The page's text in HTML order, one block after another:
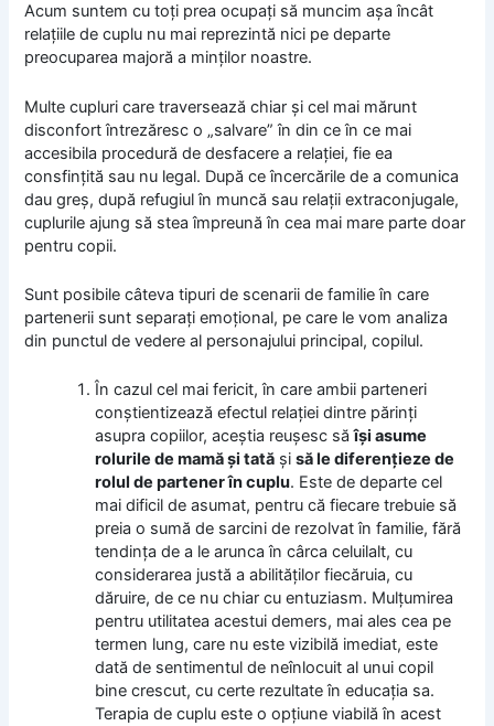
Acum suntem cu toţi prea ocupaţi să muncim aşa încât
relaţiile de cuplu nu mai reprezintă nici pe departe
preocuparea majoră a minţilor noastre.
Multe cupluri care traversează chiar şi cel mai mărunt
disconfort întrezăresc o „salvare” în din ce în ce mai
accesibila procedură de desfacere a relaţiei, fie ea
consfinţită sau nu legal. După ce încercările de a comunica
dau greş, după refugiul în muncă sau relaţii extraconjugale,
cuplurile ajung să stea împreună în cea mai mare parte doar
pentru copii.
Sunt posibile câteva tipuri de scenarii de familie în care
partenerii sunt separaţi emoţional, pe care le vom analiza
din punctul de vedere al personajului principal, copilul.
În cazul cel mai fericit, în care ambii parteneri
conştientizează efectul relaţiei dintre părinţi
asupra copiilor, aceştia reuşesc săîşi asume
rolurile de mamă şi tată şisă le diferenţieze de
rolul de partener în cuplu. Este de departe cel
mai dificil de asumat, pentru că fiecare trebuie să
preia o sumă de sarcini de rezolvat în familie, fără
tendinţa de a le arunca în cârca celuilalt, cu
considerarea justă a abilităţilor fiecăruia, cu
dăruire, de ce nu chiar cu entuziasm. Mulţumirea
pentru utilitatea acestui demers, mai ales cea pe
termen lung, care nu este vizibilă imediat, este
dată de sentimentul de neînlocuit al unui copil
bine crescut, cu certe rezultate în educaţia sa.
Terapia de cuplu este o opţiune viabilă în acest